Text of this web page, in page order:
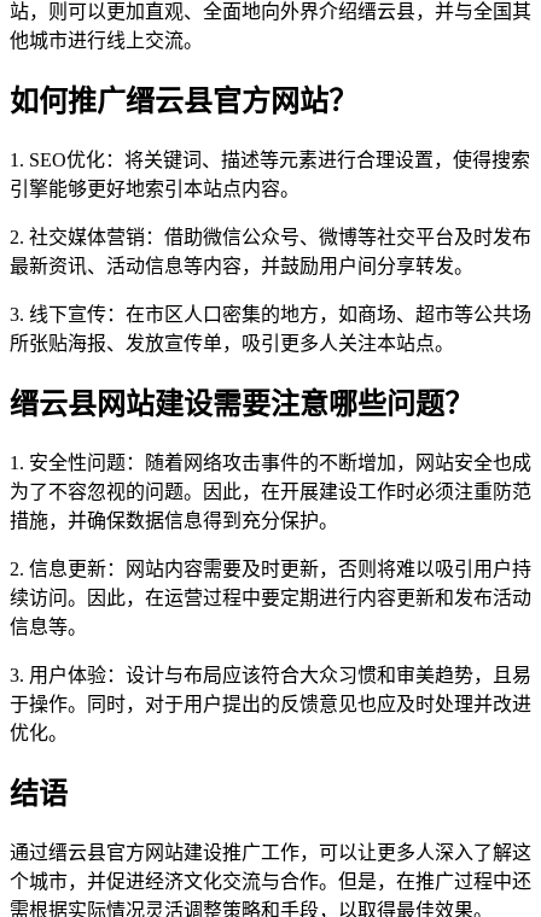
站，则可以更加直观、全面地向外界介绍缙云县，并与全国其
他城市进行线上交流。
如何推广缙云县官方网站？
1. SEO优化：将关键词、描述等元素进行合理设置，使得搜索
引擎能够更好地索引本站点内容。
2. 社交媒体营销：借助微信公众号、微博等社交平台及时发布
最新资讯、活动信息等内容，并鼓励用户间分享转发。
3. 线下宣传：在市区人口密集的地方，如商场、超市等公共场
所张贴海报、发放宣传单，吸引更多人关注本站点。
缙云县网站建设需要注意哪些问题？
1. 安全性问题：随着网络攻击事件的不断增加，网站安全也成
为了不容忽视的问题。因此，在开展建设工作时必须注重防范
措施，并确保数据信息得到充分保护。
2. 信息更新：网站内容需要及时更新，否则将难以吸引用户持
续访问。因此，在运营过程中要定期进行内容更新和发布活动
信息等。
3. 用户体验：设计与布局应该符合大众习惯和审美趋势，且易
于操作。同时，对于用户提出的反馈意见也应及时处理并改进
优化。
结语
通过缙云县官方网站建设推广工作，可以让更多人深入了解这
个城市，并促进经济文化交流与合作。但是，在推广过程中还
需根据实际情况灵活调整策略和手段，以取得最佳效果。